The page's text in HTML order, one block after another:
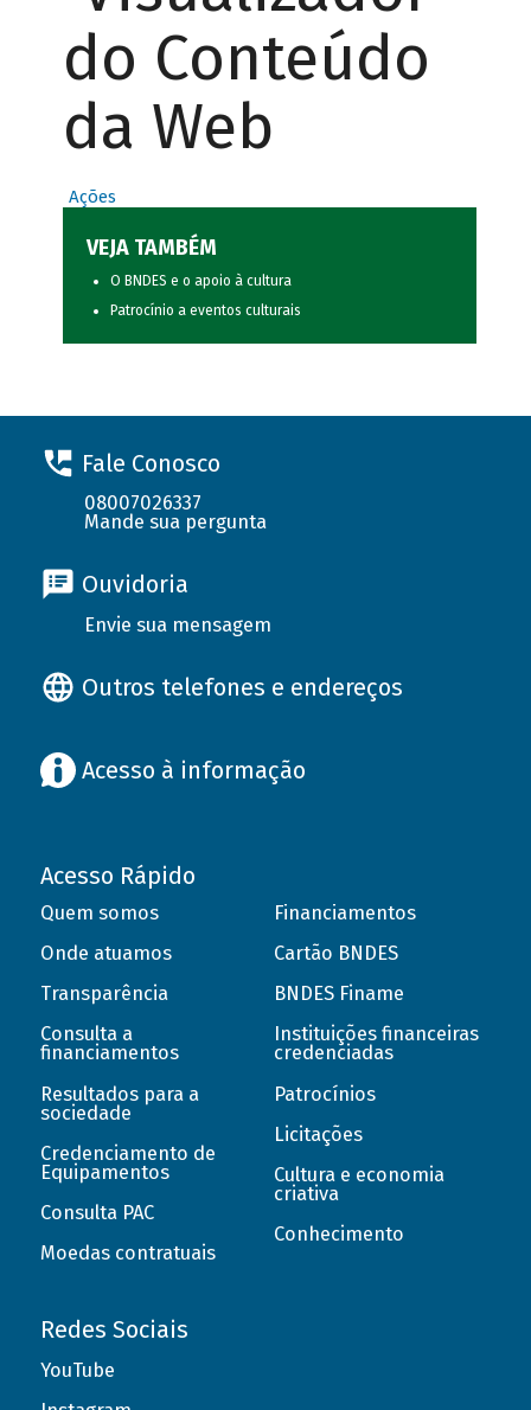
do Conteúdo
da Web
Ações
VEJA TAMBÉM
O BNDES e o apoio à cultura
Patrocínio a eventos culturais
Fale Conosco
08007026337
Mande sua pergunta
Ouvidoria
Envie sua mensagem
Outros telefones e endereços
Acesso à informação
Acesso Rápido
Quem somos
Onde atuamos
Transparência
Consulta a
financiamentos
Resultados para a
sociedade
Credenciamento de
Equipamentos
Consulta PAC
Moedas contratuais
Financiamentos
Cartão BNDES
BNDES Finame
Instituições financeiras
credenciadas
Patrocínios
Licitações
Cultura e economia
criativa
Conhecimento
Redes Sociais
YouTube